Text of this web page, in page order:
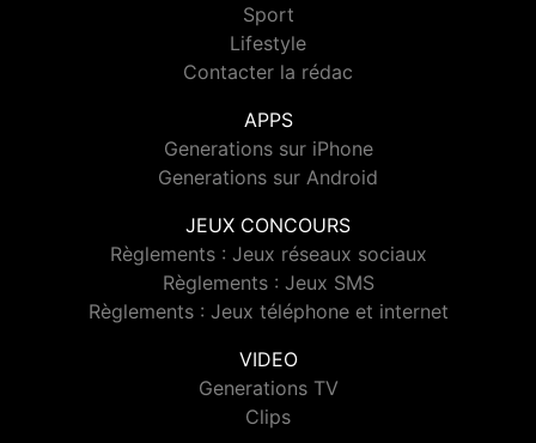
Sport
Lifestyle
Contacter la rédac
APPS
Generations sur iPhone
Generations sur Android
JEUX CONCOURS
Règlements : Jeux réseaux sociaux
Règlements : Jeux SMS
Règlements : Jeux téléphone et internet
VIDEO
Generations TV
Clips